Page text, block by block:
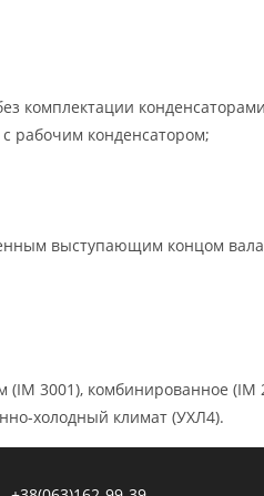
комплектации
рабочим конденсатором;
выступающим концом
(IM 3001), комбинированное (IM
холодный климат (УХЛ4).